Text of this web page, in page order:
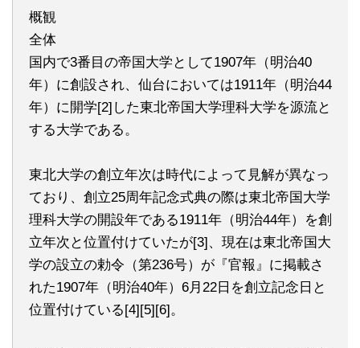
概観
全体
国内で3番目の帝国大学として1907年（明治40
年）に創設され、仙台においては1911年（明治44
年）に開学[2]した東北帝国大学理科大学を源流と
する大学である。
東北大学の創立年次は時代によって見解が異なっ
ており、創立25周年記念式典の際は東北帝国大学
理科大学の開設年である1911年（明治44年）を創
立年次と位置付けていたが[3]、現在は東北帝国大
学の設立の勅令（第236号）が『官報』に掲載さ
れた1907年（明治40年）6月22日を創立記念日と
位置付けている[4][5][6]。